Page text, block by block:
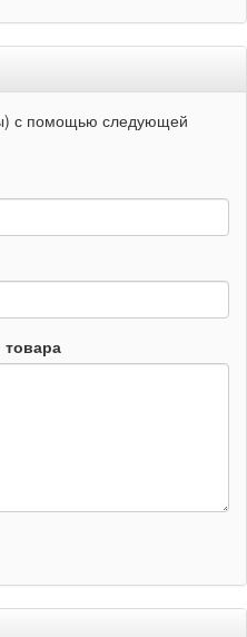
с помощью следующей